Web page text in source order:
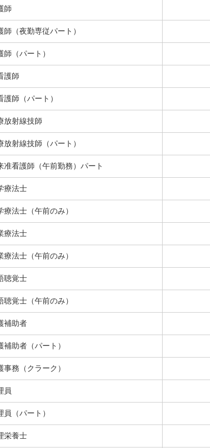
師
師（夜勤専従パート）
師（パート）
護師
護師（パート）
放射線技師
放射線技師（パート）
准看護師（午前勤務）パート
療法士
療法士（午前のみ）
療法士
療法士（午前のみ）
聴覚士
聴覚士（午前のみ）
補助者
補助者（パート）
事務（クラーク）
員
員（パート）
栄養士